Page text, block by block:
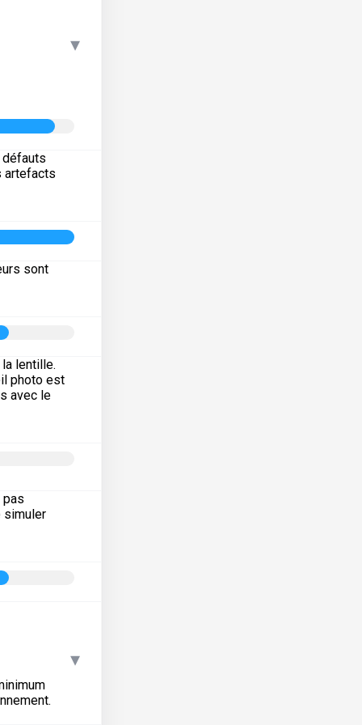
▾
défauts
artefacts
sont
lentille.
photo est
avec le
pas
simuler
▾